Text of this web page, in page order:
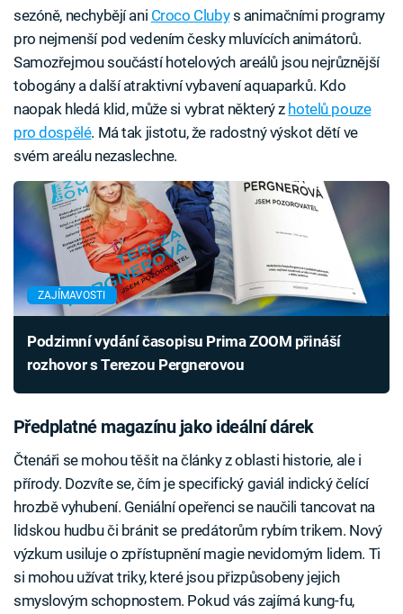
sezóně, nechybějí ani Croco Clubys animačními programy
pro nejmenší pod vedením česky mluvících animátorů.
Samozřejmou součástí hotelových areálů jsou nejrůznější
tobogány a další atraktivní vybavení aquaparků. Kdo
naopak hledá klid, může si vybrat některý z hotelů pouze
pro dospělé. Má tak jistotu, že radostný výskot dětí ve
svém areálu nezaslechne.
ZAJÍMAVOSTI
Podzimní vydání časopisu Prima ZOOM přináší
rozhovor s Terezou Pergnerovou
Předplatné magazínu jako ideální dárek
Čtenáři se mohou těšit na články z oblasti historie, ale i
přírody. Dozvíte se, čím je specifický gaviál indický čelící
hrozbě vyhubení. Geniální opeřenci se naučili tancovat na
lidskou hudbu či bránit se predátorům rybím trikem. Nový
výzkum usiluje o zpřístupnění magie nevidomým lidem. Ti
si mohou užívat triky, které jsou přizpůsobeny jejich
smyslovým schopnostem. Pokud vás zajímá kung-fu,